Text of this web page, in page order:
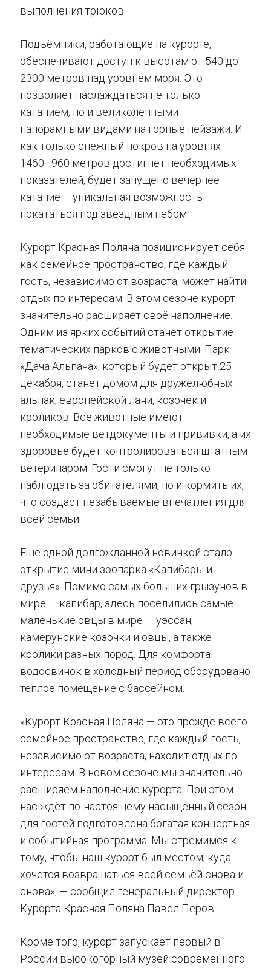
выполнения трюков.
Подъёмники, работающие на курорте,
обеспечивают доступ к высотам от 540 до
2300 метров над уровнем моря. Это
позволяет наслаждаться не только
катанием, но и великолепными
панорамными видами на горные пейзажи. И
как только снежный покров на уровнях
1460–960 метров достигнет необходимых
показателей, будет запущено вечернее
катание – уникальная возможность
покататься под звёздным небом.
Курорт Красная Поляна позиционирует себя
как семейное пространство, где каждый
гость, независимо от возраста, может найти
отдых по интересам. В этом сезоне курорт
значительно расширяет своё наполнение.
Одним из ярких событий станет открытие
тематических парков с животными. Парк
«Дача Альпача», который будет открыт 25
декабря, станет домом для дружелюбных
альпак, европейской лани, козочек и
кроликов. Все животные имеют
необходимые ветдокументы и прививки, а их
здоровье будет контролироваться штатным
ветеринаром. Гости смогут не только
наблюдать за обитателями, но и кормить их,
что создаст незабываемые впечатления для
всей семьи.
Еще одной долгожданной новинкой стало
открытие мини зоопарка «Капибары и
друзья». Помимо самых больших грызунов в
мире — капибар, здесь поселились самые
маленькие овцы в мире — уэссан,
камерунские козочки и овцы, а также
кролики разных пород. Для комфорта
водосвинок в холодный период оборудовано
теплое помещение с бассейном.
«Курорт Красная Поляна — это прежде всего
семейное пространство, где каждый гость,
независимо от возраста, находит отдых по
интересам. В новом сезоне мы значительно
расширяем наполнение курорта. При этом
нас ждёт по-настоящему насыщенный сезон:
для гостей подготовлена богатая концертная
и событийная программа. Мы стремимся к
тому, чтобы наш курорт был местом, куда
хочется возвращаться всей семьёй снова и
снова», — сообщил генеральный директор
Курорта Красная Поляна Павел Перов.
Кроме того, курорт запускает первый в
России высокогорный музей современного